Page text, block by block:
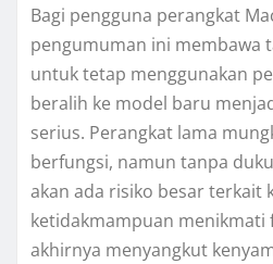
Bagi pengguna perangkat
pengumuman ini membawa
untuk tetap menggunakan
beralih ke model baru
serius. Perangkat lama
berfungsi, namun tanpa
akan ada risiko besar terkait
ketidakmampuan
akhirnya menyangkut